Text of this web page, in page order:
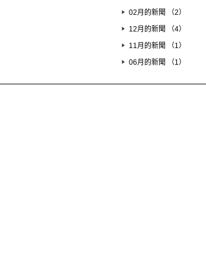
02月的新聞 （2）
12月的新聞 （4）
11月的新聞 （1）
06月的新聞 （1）